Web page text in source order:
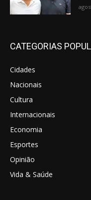
CATEGORIAS
Cidades
Nacionais
Cultura
Internacionais
Economia
Esportes
Opinião
Vida & Saúde